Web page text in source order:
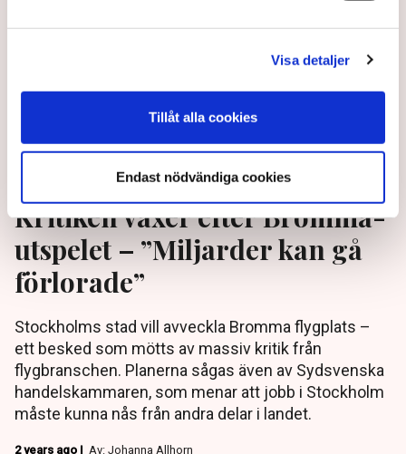
Visa detaljer
Tillåt alla cookies
Endast nödvändiga cookies
Kritiken växer efter Bromma-
utspelet – ”Miljarder kan gå
förlorade”
Stockholms stad vill avveckla Bromma flygplats –
ett besked som mötts av massiv kritik från
flygbranschen. Planerna sågas även av Sydsvenska
handelskammaren, som menar att jobb i Stockholm
måste kunna nås från andra delar i landet.
2 years ago | Av: Johanna Allhorn